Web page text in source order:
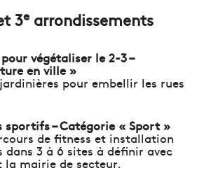
3earrondissements
végétaliser le 2-3 –
en ville »
pour embellir les rues
sportifs – Catégorie « Sport »
de fitness et installation
dans 3 à 6 sites à définir avec
mairie de secteur.